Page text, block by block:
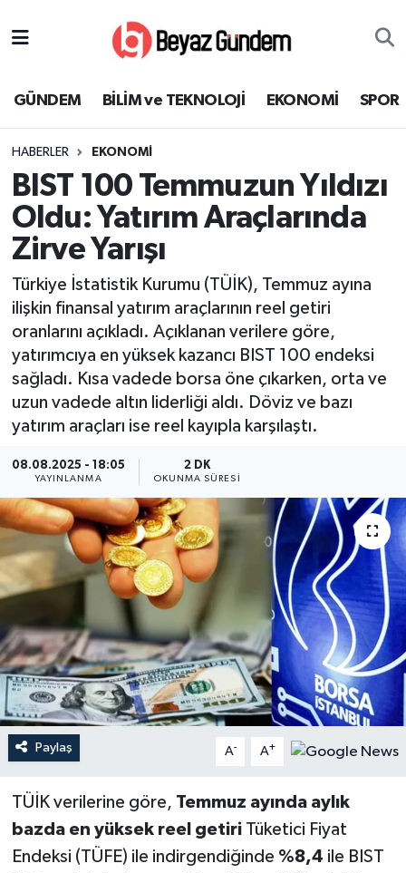
GÜNDEM BİLİM ve TEKNOLOJİ EKONOMİ SPOR
HABERLER EKONOMİ
BIST 100 Temmuzun Yıldızı
Oldu: Yatırım Araçlarında
Zirve Yarışı
Türkiye İstatistik Kurumu (TÜİK), Temmuz ayına
ilişkin finansal yatırım araçlarının reel getiri
oranlarını açıkladı. Açıklanan verilere göre,
yatırımcıya en yüksek kazancı BIST 100 endeksi
sağladı. Kısa vadede borsa öne çıkarken, orta ve
uzun vadede altın liderliği aldı. Döviz ve bazı
yatırım araçları ise reel kayıpla karşılaştı.
08.08.2025 - 18:05
YAYINLANMA
2 DK
OKUNMA SÜRESI
Paylaş A- A+
TÜİK verilerine göre, Temmuz ayında aylık
bazda en yüksek reel getiriTüketici Fiyat
Endeksi (TÜFE) ile indirgendiğinde %8,4 ile BIST
EKONOMİ
SPOR
SAĞLIK
EĞİTİM
KÜLTÜR SANAT
MAGAZİN
YEREL
Süper Lig Puan Durumu ve Fikstür
Tüm Manşetler
Son Dakika Haberleri
Haber Arşivi